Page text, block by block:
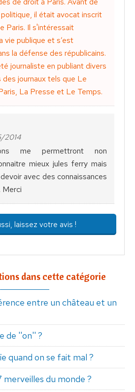
il était avocat inscrit
Paris. Il s'intéressait
vie publique et s’est
la défense des républicains.
journaliste en publiant divers
des journaux tels que Le
La Presse et Le Temps.
2014
me permettront non
mieux jules ferry mais
avec des connaissances
Merci
laissez votre avis !
dans cette catégorie
entre un château et un
de ''on'' ?
quand on se fait mal ?
merveilles du monde ?